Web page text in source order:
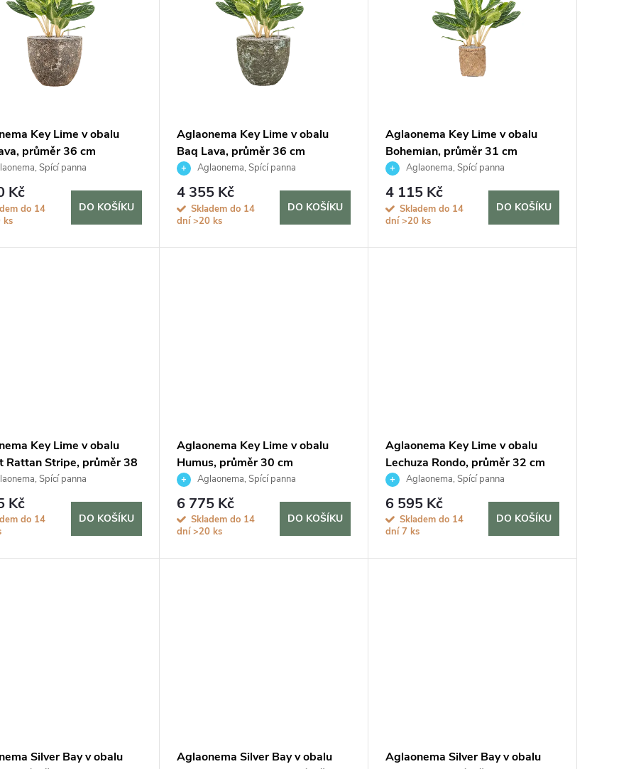
Key Lime v obalu
průměr 36 cm
Spící panna
Kč
do 14
ks
DO KOŠÍKU
Aglaonema Key Lime v obalu
Baq Lava, průměr 36 cm
Aglaonema, Spící panna
4 355 Kč
Skladem do 14
dní>20 ks
DO KOŠÍKU
Aglaonema Key Lime v obalu
Bohemian, průměr 31 cm
Aglaonema, Spící panna
4 115 Kč
Skladem do 14
dní>20 ks
DO KOŠÍKU
Key Lime v obalu
Rattan Stripe, průměr 38
Spící panna
Kč
do 14
DO KOŠÍKU
Aglaonema Key Lime v obalu
Humus, průměr 30 cm
Aglaonema, Spící panna
6 775 Kč
Skladem do 14
dní >20 ks
DO KOŠÍKU
Aglaonema Key Lime v obalu
Lechuza Rondo, průměr 32 cm
Aglaonema, Spící panna
6 595 Kč
Skladem do 14
dní 7 ks
DO KOŠÍKU
Silver Bay v obalu
Aglaonema Silver Bay v obalu
Aglaonema Silver Bay v obalu